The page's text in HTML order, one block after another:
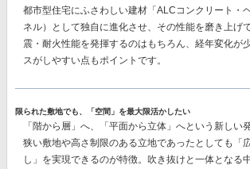
都市型住宅にふさわしい建材 「ALCコンクリート・
ネル）
として独自に進化させ、その性能を磨き上げ
震・耐火性能を発揮するのはもちろん、経年変化が
スがしやすい点もポイントです。
限られた敷地でも、「空間」を最大限活かしたい
「階から層」へ、「平面から立体」へという新しい
狭い敷地や高さ制限のある立地であったとしても「
し」を実現できるのが特徴。吹き抜けと一体となる